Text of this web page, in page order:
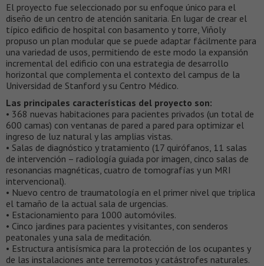
El proyecto fue seleccionado por su enfoque único para el
diseño de un centro de atención sanitaria. En lugar de crear el
típico edificio de hospital con basamento y torre, Viñoly
propuso un plan modular que se puede adaptar fácilmente para
una variedad de usos, permitiendo de este modo la expansión
incremental del edificio con una estrategia de desarrollo
horizontal que complementa el contexto del campus de la
Universidad de Stanford y su Centro Médico.
Las principales características del proyecto son:
• 368 nuevas habitaciones para pacientes privados (un total de
600 camas) con ventanas de pared a pared para optimizar el
ingreso de luz natural y las amplias vistas.
• Salas de diagnóstico y tratamiento (17 quirófanos, 11 salas
de intervención – radiología guiada por imagen, cinco salas de
resonancias magnéticas, cuatro de tomografías y un MRI
intervencional).
• Nuevo centro de traumatología en el primer nivel que triplica
el tamaño de la actual sala de urgencias.
• Estacionamiento para 1000 automóviles.
• Cinco jardines para pacientes y visitantes, con senderos
peatonales y una sala de meditación.
• Estructura antisísmica para la protección de los ocupantes y
de las instalaciones ante terremotos y catástrofes naturales.